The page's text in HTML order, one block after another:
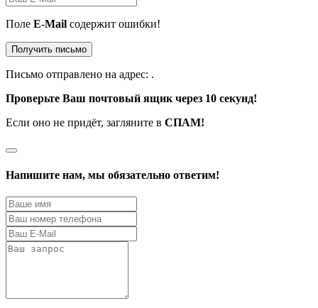
Поле E-Mail содержит ошибки!
Получить письмо
Письмо отправлено на адрес: .
Проверьте Ваш почтовый ящик через 10 секунд!
Если оно не придёт, загляните в СПАМ!
Напишите нам, мы обязательно ответим!